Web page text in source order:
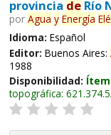
provincia deRío
por Agua y Energía
Idioma: Español
Editor: Buenos Aires:
1988
Disponibilidad:
topográfica: